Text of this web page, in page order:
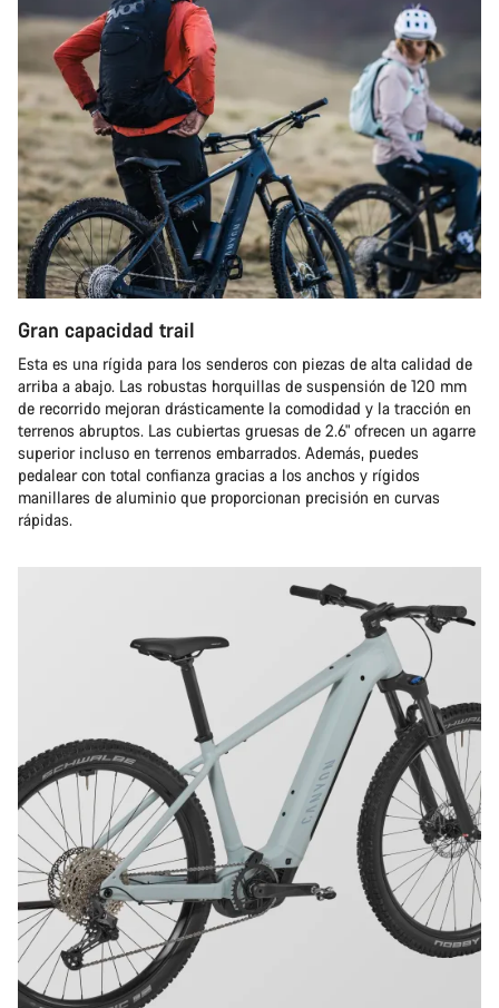
Gran capacidad trail
Esta es una rígida para los senderos con piezas de alta calidad de
arriba a abajo. Las robustas horquillas de suspensión de 120 mm
de recorrido mejoran drásticamente la comodidad y la tracción en
terrenos abruptos. Las cubiertas gruesas de 2.6" ofrecen un agarre
superior incluso en terrenos embarrados. Además, puedes
pedalear con total confianza gracias a los anchos y rígidos
manillares de aluminio que proporcionan precisión en curvas
rápidas.